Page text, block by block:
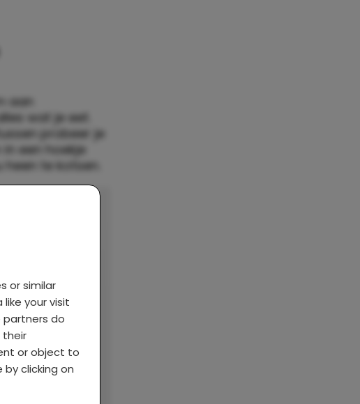
or similar
your visit
partners do
their
or object to
clicking on
aan
wat je eet.
probeer je
een hoekje
te kotsen.